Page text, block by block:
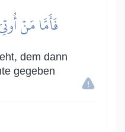
فَأَمَّا مَنۡ
dem dann
gegeben